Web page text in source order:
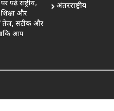
पढ़ें राष्ट्रीय,
और
तेज़, सटीक और
आप
अंतरराष्ट्रीय